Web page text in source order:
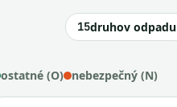
15druhov odpadu
ostatné (O) nebezpečný (N)